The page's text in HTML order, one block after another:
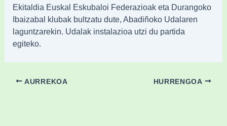
Ekitaldia Euskal Eskubaloi Federazioak eta Durangoko
Ibaizabal klubak bultzatu dute, Abadiñoko Udalaren
laguntzarekin. Udalak instalazioa utzi du partida
egiteko.
AURREKOA HURRENGOA